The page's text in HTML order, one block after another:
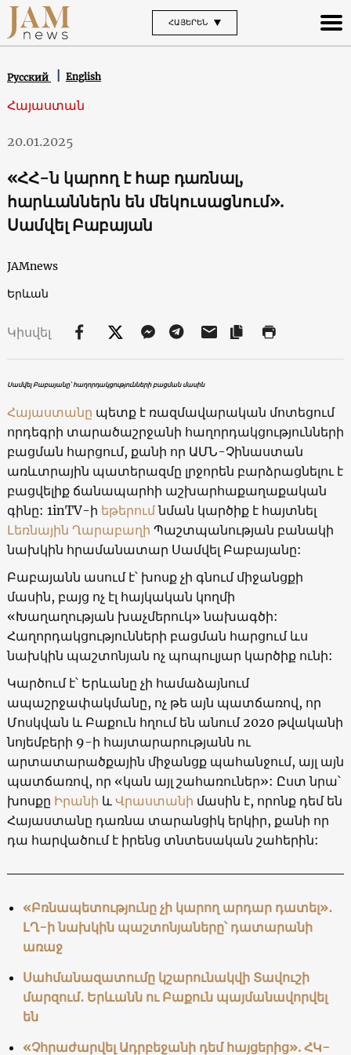
ՀԱՅԵՐԵՆ
Русский English
Հայաստան
20.01.2025
«ՀՀ-ն կարող է հաբ դառնալ,
հարևաններն են մեկուսացնում».
Սամվել Բաբայան
JAMnews
Երևան
Կիսվել
Սամվել Բաբայանը՝ հաղորդակցությունների բացման մասին
Հայաստանը պետք է ռազմավարական մոտեցում
որդեգրի տարածաշրջանի հաղորդակցությունների
բացման հարցում, քանի որ ԱՄՆ-Չինաստան
առևտրային պատերազմը լրջորեն բարձրացնելու է
բացվելիք ճանապարհի աշխարհաքաղաքական
գինը: 1inTV-ի եթերումնման կարծիք է հայտնել
Լեռնային Ղարաբաղի Պաշտպանության բանակի
նախկին հրամանատար Սամվել Բաբայանը:
Բաբայանն ասում է՝ խոսք չի գնում միջանցքի
մասին, բայց ոչ էլ հայկական կողմի
«Խաղաղության խաչմերուկ» նախագծի:
Հաղորդակցությունների բացման հարցում ևս
նախկին պաշտոնյան ոչ պոպուլյար կարծիք ունի:
Կարծում է՝ Երևանը չի համաձայնում
ապաշրջափակմանը, ոչ թե այն պատճառով, որ
Մոսկվան և Բաքուն հղում են անում 2020 թվականի
նոյեմբերի 9-ի հայտարարությանն ու
արտատարածքային միջանցք պահանջում, այլ այն
պատճառով, որ «կան այլ շահառուներ»: Ըստ նրա՝
խոսքը Իրանի և Վրաստանի մասին է, որոնք դեմ են
Հայաստանը դառնա տարանցիկ երկիր, քանի որ
դա հարվածում է իրենց տնտեսական շահերին:
«Բռնապետությունը չի կարող արդար դատել»․
ԼՂ-ի նախկին պաշտոնյաները՝ դատարանի
առաջ
Սահմանազատումը կշարունակվի Տավուշի
մարզում․ Երևանն ու Բաքուն պայմանավորվել
են
«Չհրաժարվել Ադրբեջանի դեմ հայցերից». ՀԿ-